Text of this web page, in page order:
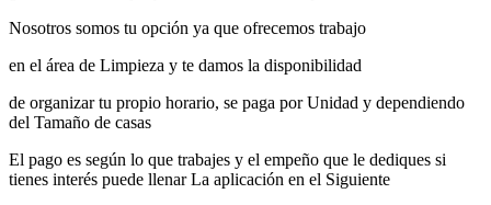
Nosotros somos tu opción ya que ofrecemos trabajo
en el área de Limpieza y te damos la disponibilidad
de organizar tu propio horario, se paga por Unidad y dependiendo
del Tamaño de casas
El pago es según lo que trabajes y el empeño que le dediques si
tienes interés puede llenar La aplicación en el Siguiente